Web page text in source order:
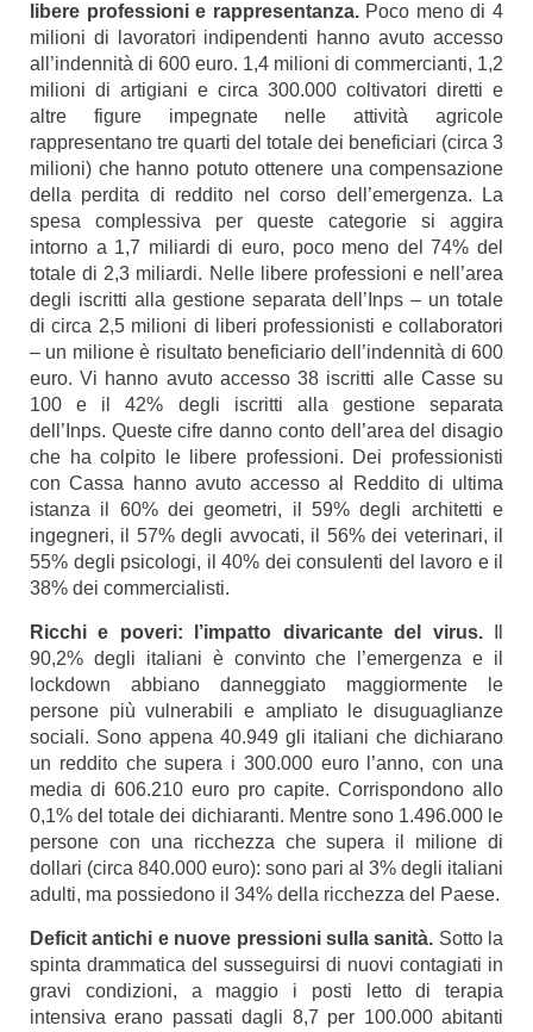
libere professioni e rappresentanza.Poco meno di 4
milioni di lavoratori indipendenti hanno avuto accesso
all’indennità di 600 euro. 1,4 milioni di commercianti, 1,2
milioni di artigiani e circa 300.000 coltivatori diretti e
altre figure impegnate nelle attività agricole
rappresentano tre quarti del totale dei beneficiari (circa 3
milioni) che hanno potuto ottenere una compensazione
della perdita di reddito nel corso dell’emergenza. La
spesa complessiva per queste categorie si aggira
intorno a 1,7 miliardi di euro, poco meno del 74% del
totale di 2,3 miliardi. Nelle libere professioni e nell’area
degli iscritti alla gestione separata dell’Inps – un totale
di circa 2,5 milioni di liberi professionisti e collaboratori
– un milione è risultato beneficiario dell’indennità di 600
euro. Vi hanno avuto accesso 38 iscritti alle Casse su
100 e il 42% degli iscritti alla gestione separata
dell’Inps. Queste cifre danno conto dell’area del disagio
che ha colpito le libere professioni. Dei professionisti
con Cassa hanno avuto accesso al Reddito di ultima
istanza il 60% dei geometri, il 59% degli architetti e
ingegneri, il 57% degli avvocati, il 56% dei veterinari, il
55% degli psicologi, il 40% dei consulenti del lavoro e il
38% dei commercialisti.
Ricchi e poveri: l’impatto divaricante del virus.
90,2% degli italiani è convinto che l’emergenza e il
lockdown abbiano danneggiato maggiormente le
persone più vulnerabili e ampliato le disuguaglianze
sociali. Sono appena 40.949 gli italiani che dichiarano
un reddito che supera i 300.000 euro l’anno, con una
media di 606.210 euro pro capite. Corrispondono allo
0,1% del totale dei dichiaranti. Mentre sono 1.496.000 le
persone con una ricchezza che supera il milione di
dollari (circa 840.000 euro): sono pari al 3% degli italiani
adulti, ma possiedono il 34% della ricchezza del Paese.
Deficit antichi e nuove pressioni sulla sanità. Sotto la
spinta drammatica del susseguirsi di nuovi contagiati in
gravi condizioni, a maggio i posti letto di terapia
intensiva erano passati dagli 8,7 per 100.000 abitanti